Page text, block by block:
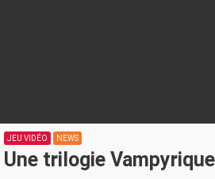
JEU VIDÉO NEWS
Une trilogie